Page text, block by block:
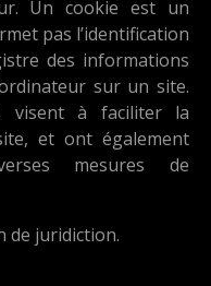
Un cookie est un
pas l’identification
des informations
sur un site.
visent à faciliter la
et ont également
mesures de
de juridiction.